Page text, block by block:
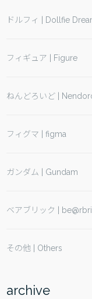
ドルフィ | Dollfie
フィギュア | Figure
ねんどろいど |
フィグマ | figma
ガンダム | Gundam
ベアブリック |
その他 | Others
archive